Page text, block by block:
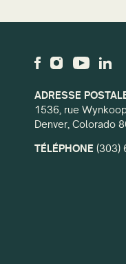
ADRESSE
1536, rue
Denver, Colorado
TÉLÉPHONE (303)